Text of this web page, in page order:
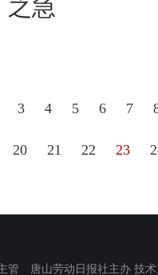
之急
3 4 5 6 7
20 21 22 23
管 唐山劳动日报社主办 技